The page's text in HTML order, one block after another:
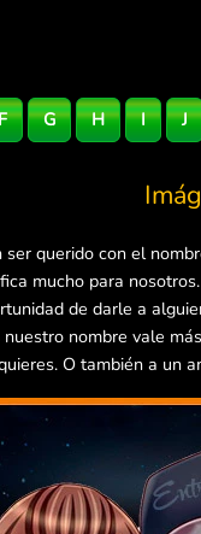
G H I J
ser querido con el
mucho para
de darle a
nombre vale
O también a un